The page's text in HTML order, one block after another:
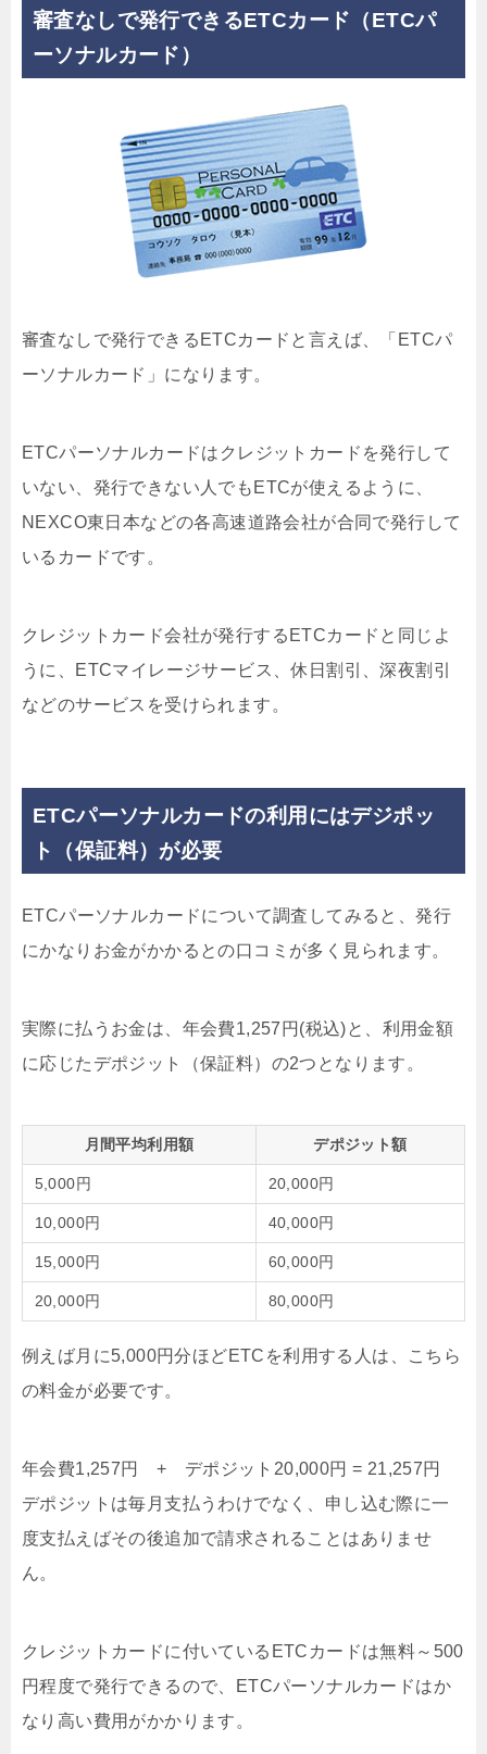
審査なしで発行できるETCカード（ETCパ
ーソナルカード）
審査なしで発行できるETCカードと言えば、「ETCパ
ーソナルカード」になります。
ETCパーソナルカードはクレジットカードを発行して
いない、発行できない人でもETCが使えるように、
NEXCO東日本などの各高速道路会社が合同で発行して
いるカードです。
クレジットカード会社が発行するETCカードと同じよ
うに、ETCマイレージサービス、休日割引、深夜割引
などのサービスを受けられます。
ETCパーソナルカードの利用にはデジポッ
ト（保証料）が必要
ETCパーソナルカードについて調査してみると、発行
にかなりお金がかかるとの口コミが多く見られます。
実際に払うお金は、 年会費1,257円(税込)と、利用金額
に応じた デポジット（保証料） の2つとなります。
月間平均利用額 デポジット額
5,000円 20,000円
10,000円 40,000円
15,000円 60,000円
20,000円 80,000円
例えば月に5,000円分ほどETCを利用する人は、こちら
の料金が必要です。
年会費1,257円 + デポジット20,000円 = 21,257円
デポジットは毎月支払うわけでなく、申し込む際に一
度支払えばその後追加で請求されることはありませ
ん。
クレジットカードに付いているETCカードは無料～500
円程度で発行できるので、ETCパーソナルカードはか
なり高い費用がかかります。